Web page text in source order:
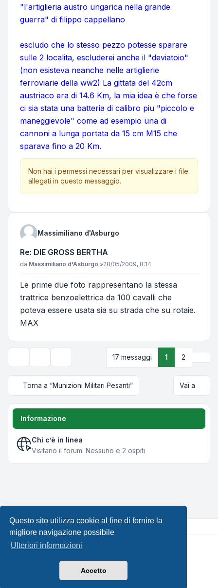
Questo sito utilizza cookie al fine di fornire la
migliore navigazione possibile
Ulteriori informazioni
Accetto
"l'artiglieria austro ungarica nella grande
guerra" di filippo cappellano
escludo che lo stesso pezzo potesse sparare
sulle 2 localita, escluderei anche il "deviatoio"
(non esisteva neanche nelle artiglierie
ferroviarie della ww2) La gittata del 42cm
austriaco era di 14.6 Km, la mia idea è che forse
ci sia stata una batteria di calibro piu "piccolo e
maneggievole" come ad esempio una di
cannoni a lunga portata da 15 cm M15 che
sparava fino a 20 Km.
Non hai i permessi necessari per visualizzare i file
allegati in questo messaggio.
Massimiliano d'Asburgo
Re: DIE GROSS BERTHA
Messaggio
da Massimiliano d'Asburgo »28/05/2009, 8:14
Le prime due foto rappresentano la stessa
trattrice benzoelettrica da 100 cavalli che
poteva essere usata sia su strada che su rotaie.
MAX
Opzioni di visualizzazione e ordinamento
17 messaggi 1 2
Torna a “Munizioni Militari Pesanti” Vai a
Informazione
Chi c’è in linea
Visitano il forum: Nessuno e 2 ospiti
Creato daphpBB® Forum Software © phpBB Limited •
Leenoz.com
phpBB-Italia.it
Condizioni|Tutti gli orari sono